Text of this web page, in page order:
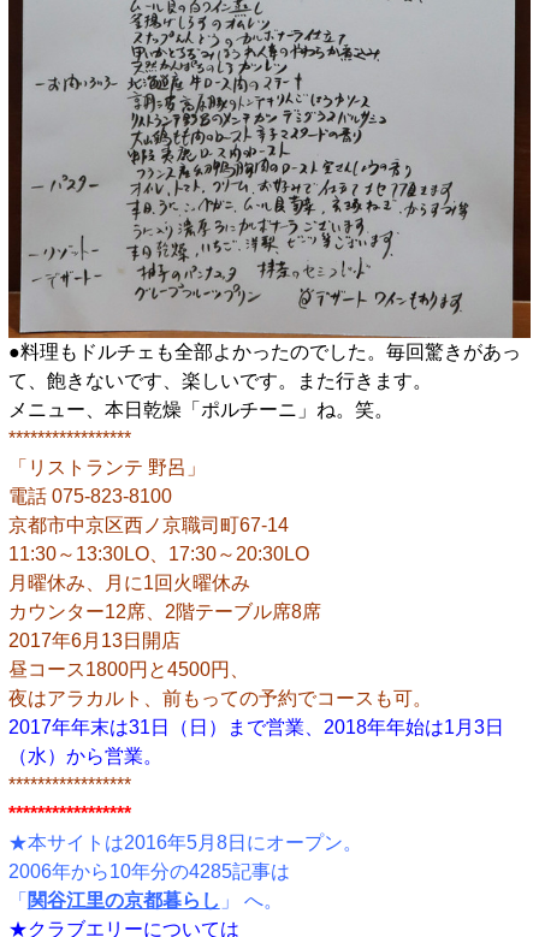
●料理もドルチェも全部よかったのでした。毎回驚きがあっ
て、飽きないです、楽しいです。また行きます。
メニュー、本日乾燥「ポルチーニ」ね。笑。
*****************
「リストランテ 野呂」
電話 075-823-8100
京都市中京区西ノ京職司町67-14
11:30～13:30LO、17:30～20:30LO
月曜休み、月に1回火曜休み
カウンター12席、2階テーブル席8席
2017年6月13日開店
昼コース1800円と4500円、
夜はアラカルト、前もっての予約でコースも可。
2017年年末は31日（日）まで営業、2018年年始は1月3日
（水）から営業。
*****************
*****************
★本サイトは2016年5月8日にオープン。
2006年から10年分の4285記事は
「 関谷江里の京都暮らし 」 へ。
★クラブエリーについては